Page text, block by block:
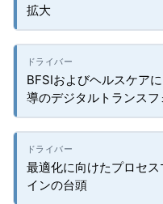
拡大
BFSIおよびヘルスケア
導のデジタルトランス
最適化に向けたプロセ
インの台頭